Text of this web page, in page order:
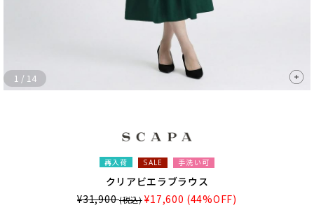
1 / 14
再入荷 SALE 手洗い可
クリアビエラブラウス
¥31,900(税込) ¥17,600 (44%OFF)